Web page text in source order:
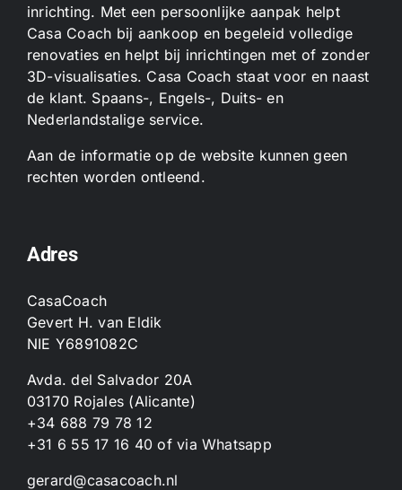
inrichting. Met een persoonlijke aanpak helpt
Casa Coach bij aankoop en begeleid volledige
renovaties en helpt bij inrichtingen met of zonder
3D-visualisaties. Casa Coach staat voor en naast
de klant. Spaans-, Engels-, Duits- en
Nederlandstalige service.
Aan de informatie op de website kunnen geen
rechten worden ontleend.
Adres
CasaCoach
Gevert H. van Eldik
NIE Y6891082C
Avda. del Salvador 20A
03170 Rojales (Alicante)
+34 688 79 78 12
+31 6 55 17 16 40 ofvia Whatsapp
gerard@casacoach.nl